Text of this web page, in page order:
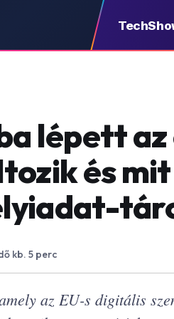
lépett az
és mit
kb. 5 perc
az EU-s digitális